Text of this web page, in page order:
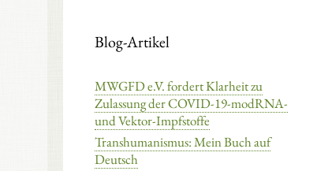
Blog-Artikel
MWGFD e.V. fordert Klarheit zu
Zulassung der COVID-19-modRNA-
und Vektor-Impfstoffe
Transhumanismus: Mein Buch auf
Deutsch